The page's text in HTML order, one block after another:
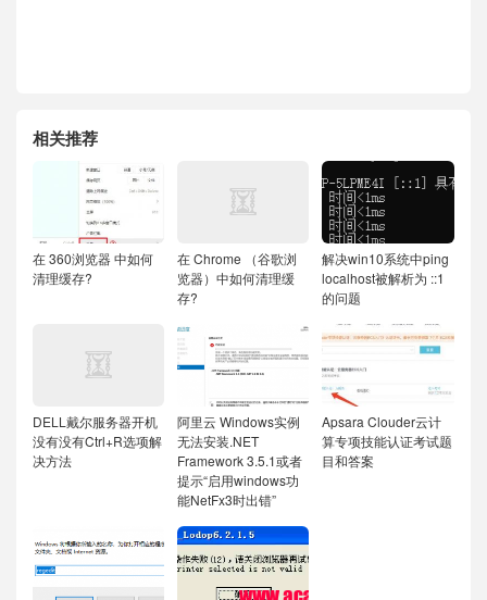
相关推荐
在 360浏览器 中如何
清理缓存?
在 Chrome （谷歌浏
览器）中如何清理缓
存?
解决win10系统中ping
localhost被解析为 ::1
的问题
DELL戴尔服务器开机
没有没有Ctrl+R选项解
决方法
阿里云 Windows实例
无法安装.NET
Framework 3.5.1或者
提示“启用windows功
能NetFx3时出错”
Apsara Clouder云计
算专项技能认证考试题
目和答案